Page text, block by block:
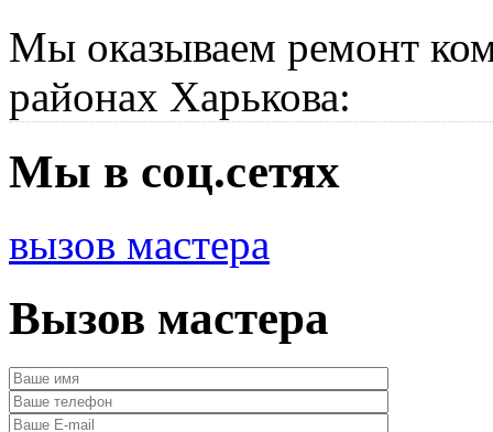
Мы оказываем ремонт
районах Харькова:
Мы в соц.сетях
вызов мастера
Вызов мастера